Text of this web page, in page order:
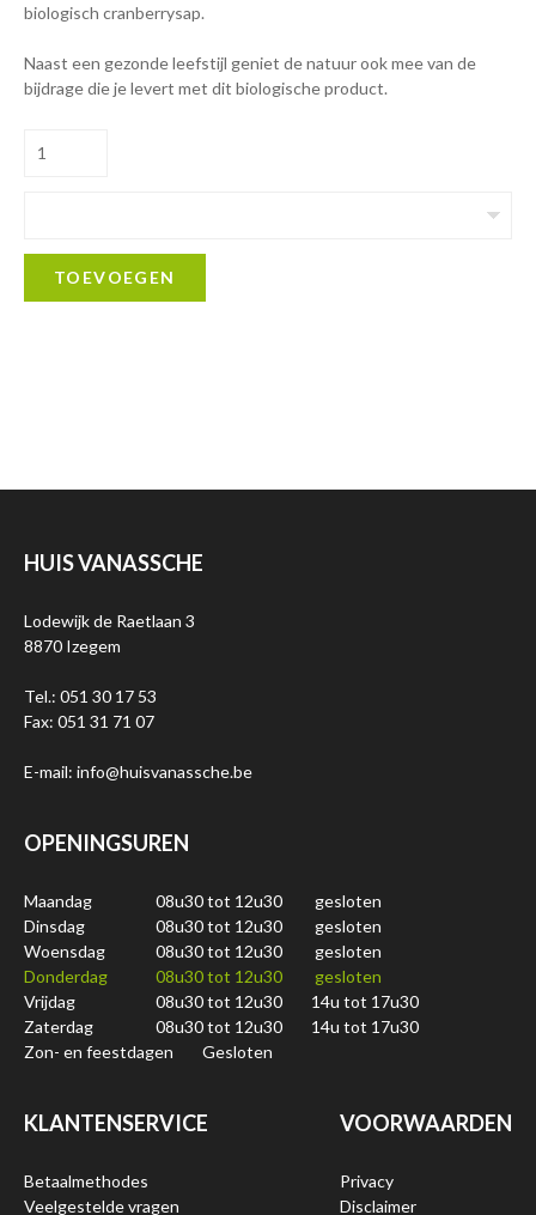
biologisch cranberrysap.
Naast een gezonde leefstijl geniet de natuur ook mee van de
bijdrage die je levert met dit biologische product.
TOEVOEGEN
HUIS VANASSCHE
Lodewijk de Raetlaan 3
8870 Izegem
Tel.: 051 30 17 53
Fax: 051 31 71 07
E-mail: info@huisvanassche.be
OPENINGSUREN
Maandag 08u30 tot 12u30
gesloten
Dinsdag
08u30 tot 12u30
gesloten
Woensdag
08u30 tot 12u30
gesloten
Donderdag
08u30 tot 12u30
gesloten
Vrijdag
08u30 tot 12u30
14u tot 17u30
Zaterdag
08u30 tot 12u30
14u tot 17u30
Zon- en feestdagen
Gesloten
KLANTENSERVICE
Betaalmethodes
Veelgestelde vragen
VOORWAARDEN
Privacy
Disclaimer